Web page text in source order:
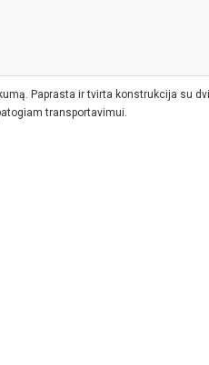
Paprasta ir tvirta konstrukcija su
transportavimui.